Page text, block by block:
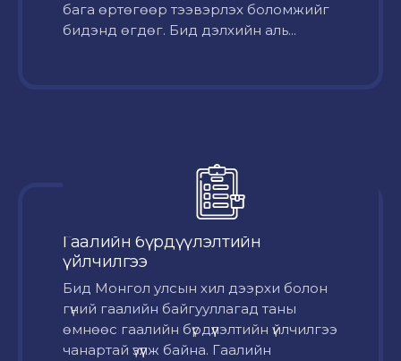
бага өртөгөөр тээвэрлэх боломжийг
бидэнд өгдөг. Бид дэлхийн аль...
Гаалийн бүрдүүлэлтийн
үйлчилгээ
Бид Монгол улсын хил дээрхи болон
гүний гаалийн байгууллагад таны
өмнөөс гаалийн бүрдүүлэлтийн үйлчилгээ
чанартай үзүүлж байна. Гаалийн